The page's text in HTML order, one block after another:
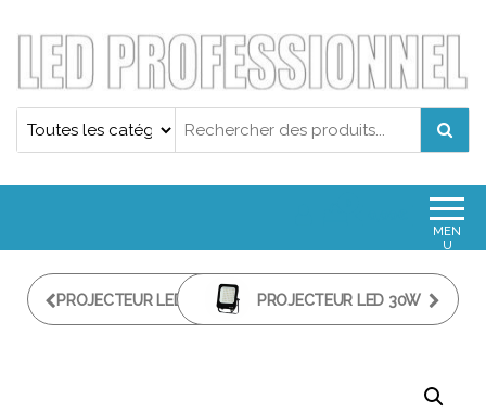
Projecteur led professionnel
Projecteur led professionnel
MEN
U
PROJECTEUR LED 100W PROJECTEUR LED 30W